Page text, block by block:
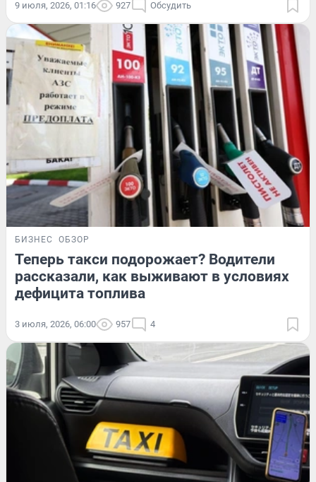
9 июля, 2026, 01:16 927 Обсудить
БИЗНЕС ОБЗОР
Теперь такси подорожает? Водители
рассказали, как выживают в условиях
дефицита топлива
3 июля, 2026, 06:00 957 4